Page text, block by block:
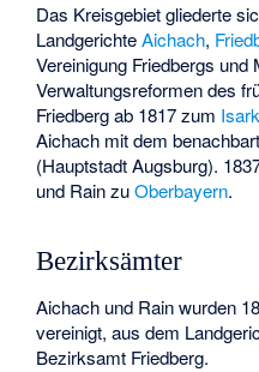
Das Kreisgebiet gliederte
Landgerichte Aichach,
Vereinigung Friedbergs und
Verwaltungsreformen des
Friedberg ab 1817 zum
Aichach mit dem
(Hauptstadt Augsburg).
und Rain zuOberbayern.
Bezirksämter
Aichach und Rain wurden
vereinigt, aus dem
Bezirksamt Friedberg.